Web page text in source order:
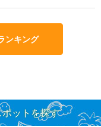
ンキング
ットを探す